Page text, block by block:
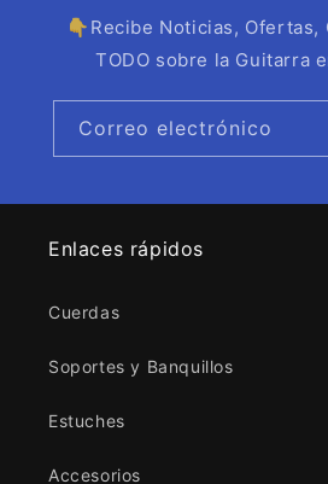
👇Recibe Noticias, Ofertas,
TODO sobre la Guitarra
Correo electrónico
Enlaces rápidos
Cuerdas
Soportes y Banquillos
Estuches
Accesorios